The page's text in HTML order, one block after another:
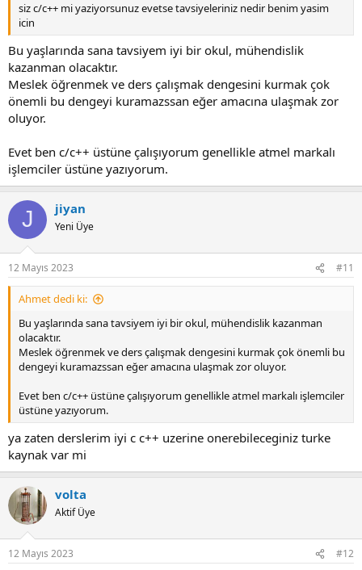
siz c/c++ mi yaziyorsunuz evetse tavsiyeleriniz nedir benim yasim
icin
Bu yaşlarında sana tavsiyem iyi bir okul, mühendislik
kazanman olacaktır.
Meslek öğrenmek ve ders çalışmak dengesini kurmak çok
önemli bu dengeyi kuramazssan eğer amacına ulaşmak zor
oluyor.
Evet ben c/c++ üstüne çalışıyorum genellikle atmel markalı
işlemciler üstüne yazıyorum.
J jiyan
Yeni Üye
12 Mayıs 2023 #11
Ahmet dedi ki:
Bu yaşlarında sana tavsiyem iyi bir okul, mühendislik kazanman
olacaktır.
Meslek öğrenmek ve ders çalışmak dengesini kurmak çok önemli bu
dengeyi kuramazssan eğer amacına ulaşmak zor oluyor.
Evet ben c/c++ üstüne çalışıyorum genellikle atmel markalı işlemciler
üstüne yazıyorum.
ya zaten derslerim iyi c c++ uzerine onerebileceginiz turke
kaynak var mi
volta
Aktif Üye
12 Mayıs 2023 #12